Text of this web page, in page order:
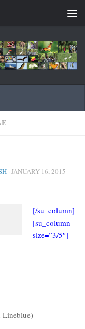
· JANUARY 16, 2015
[/su_column]
[su_column
size=”3/5″]
Lineblue)